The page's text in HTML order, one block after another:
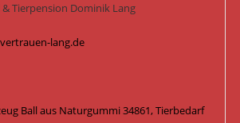
Tierpension Dominik Lang
lang.de
Ball aus Naturgummi 34861, Tierbedarf